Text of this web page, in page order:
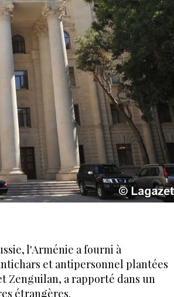
l'Arménie a fourni à
et antipersonnel plantées
Zenguilan, a rapporté dans un
étrangères.